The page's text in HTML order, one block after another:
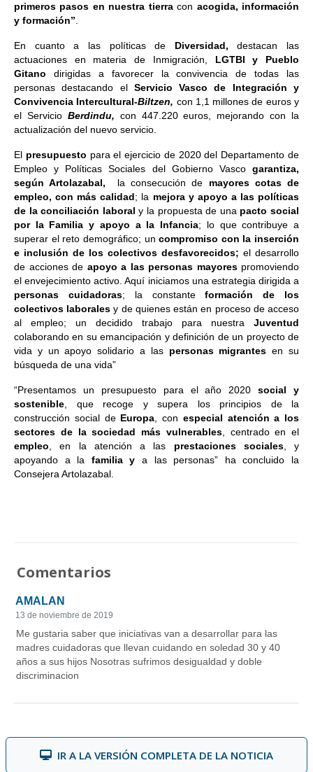
primeros pasos en nuestra tierracon acogida, información
y formación”
En cuanto a las políticas de Diversidad, destacan las
actuaciones en materia de Inmigración, LGTBI y Pueblo
Gitano dirigidas a favorecer la convivencia de todas las
personas destacando el Servicio Vasco de Integración y
Convivencia Intercultural-Biltzen, con 1,1 millones de euros y
el Servicio Berdindu, con 447.220 euros, mejorando con la
actualización del nuevo servicio.
El presupuesto para el ejercicio de 2020 del Departamento de
Empleo y Políticas Sociales del Gobierno Vasco garantiza,
según Artolazabal, la consecución de mayores cotas de
empleo, con más calidad; la mejora y apoyo a las políticas
de la conciliación laboral y la propuesta de una pacto social
por la Familia y apoyo a la Infancia; lo que contribuye a
superar el reto demográfico; uncompromiso con la inserción
e inclusión de los colectivos desfavorecidos; el desarrollo
de acciones de apoyo a las personas mayorespromoviendo
el envejecimiento activo. Aquí iniciamos una estrategia dirigida a
personas cuidadoras; la constanteformación de los
colectivos laborales y de quienes están en proceso de acceso
al empleo; un decidido trabajo para nuestra Juventud
colaborando en su emancipación y definición de un proyecto de
vida y un apoyo solidario a las personas migrantes en su
búsqueda de una vida”
“Presentamos un presupuesto para el año 2020social y
sostenible , que recoge y supera los principios de la
construcción social de Europa , con especial atención a los
sectores de la sociedad más vulnerables, centrado en el
empleo , en la atención a las prestaciones sociales, y
apoyando a la familia ya las personas” ha concluido la
Consejera Artolazabal.
Comentarios
IR A LA VERSIÓN COMPLETA DE LA NOTICIA